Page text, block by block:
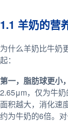
1.1 羊奶的营
为什么羊奶比牛奶
起：
第一，脂肪球更小
2.65μm，仅为牛
面积越大，消化速
约为牛奶的6倍。